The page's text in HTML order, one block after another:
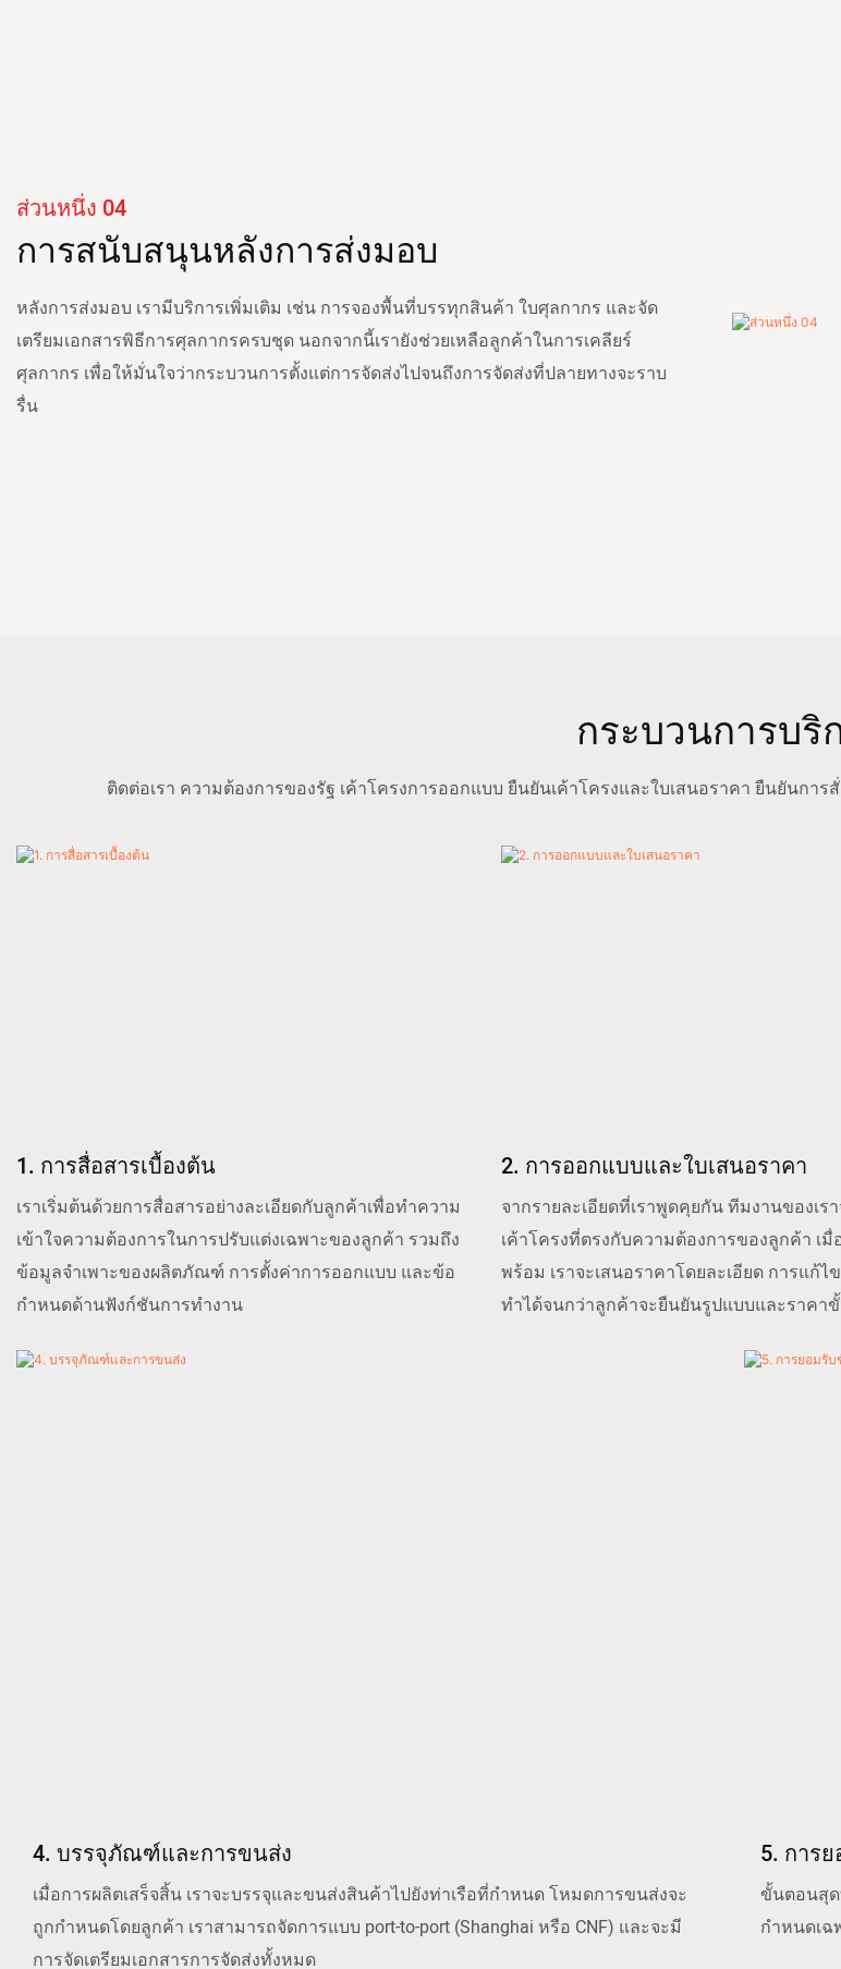
ส่วนหนึ่ง 04
การสนับสนุนหลังการส่งมอบ
หลังการส่งมอบ เรามีบริการเพิ่มเติม เช่น การจองพื้นที่บรรทุกสินค้า ใบศุลกากร และจัด
เตรียมเอกสารพิธีการศุลกากรครบชุด นอกจากนี้เรายังช่วยเหลือลูกค้าในการเคลียร์
ศุลกากร เพื่อให้มั่นใจว่ากระบวนการตั้งแต่การจัดส่งไปจนถึงการจัดส่งที่ปลายทางจะราบ
รื่น
กระบวนการบริ
ติดต่อเรา ความต้องการของรัฐ เค้าโครงการออกแบบ ยืนยันเค้าโครงและใบเสนอราคา ยืนยันกา
1. การสื่อสารเบื้องต้น
เราเริ่มต้นด้วยการสื่อสารอย่างละเอียดกับลูกค้าเพื่อทำความ
เข้าใจความต้องการในการปรับแต่งเฉพาะของลูกค้า รวมถึง
ข้อมูลจำเพาะของผลิตภัณฑ์ การตั้งค่าการออกแบบ และข้อ
กำหนดด้านฟังก์ชันการทำงาน
2. การออกแบบและใบเสนอราคา
จากรายละเอียดที่เราพูดคุยกัน ทีมงานของเร
เค้าโครงที่ตรงกับความต้องการของลูกค้า เ
พร้อม เราจะเสนอราคาโดยละเอียด การแก้ไ
ทำได้จนกว่าลูกค้าจะยืนยันรูปแบบและราคา
4. บรรจุภัณฑ์และการขนส่ง
เมื่อการผลิตเสร็จสิ้น เราจะบรรจุและขนส่งสินค้าไปยังท่าเรือที่กำหนด โหมดการขนส่งจะ
ถูกกำหนดโดยลูกค้า เราสามารถจัดการแบบ port-to-port (Shanghai หรือ CNF) และจะมี
การจัดเตรียมเอกสารการจัดส่งทั้งหมด
5. การ
ขั้นตอนสุ
กำหนดเ